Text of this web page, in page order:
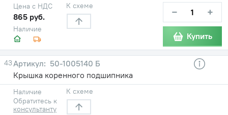
Наличие
Цена с НДС
865 руб.
К схеме − +
Купить
43
50-1005140 Б
Крышка коренного подшипника
Наличие
Обратитесь к
консультанту
К схеме